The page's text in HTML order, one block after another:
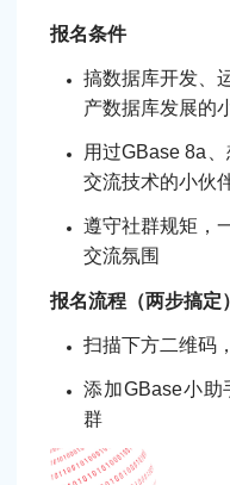
报名条件
搞数据库开发、
产数据库发展的
用过GBase 8a
交流技术的小伙
遵守社群规矩，
交流氛围
报名流程（两步搞定）
扫描下方二维码
添加GBase小助
群